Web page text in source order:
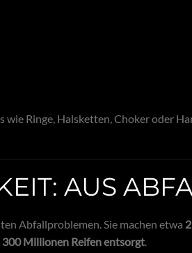
wie Ringe, Halsketten, Choker oder
AUS
Abfallproblemen. Sie machen etwa
300 Millionen Reifen entsorgt.